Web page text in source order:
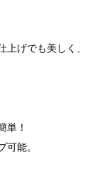
げでも美しく、
単！
能。